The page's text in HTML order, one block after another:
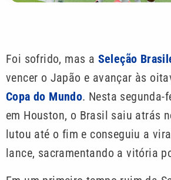
Foi sofrido, mas a Seleção
vencer o Japão e avançar às
Copa do Mundo. Nesta segunda-
em Houston, o Brasil saiu atrás
lutou até o fim e conseguiu a
lance, sacramentando a vitória